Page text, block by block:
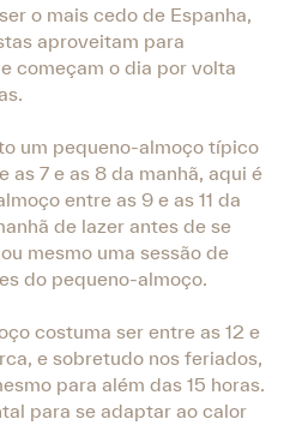
o mais cedo de Espanha,
aproveitam para
começam o dia por volta
um pequeno-almoço típico
as 7 e as 8 da manhã, aqui é
entre as 9 e as 11 da
de lazer antes de se
mesmo uma sessão de
do pequeno-almoço.
costuma ser entre as 12 e
e sobretudo nos feriados,
para além das 15 horas.
para se adaptar ao calor